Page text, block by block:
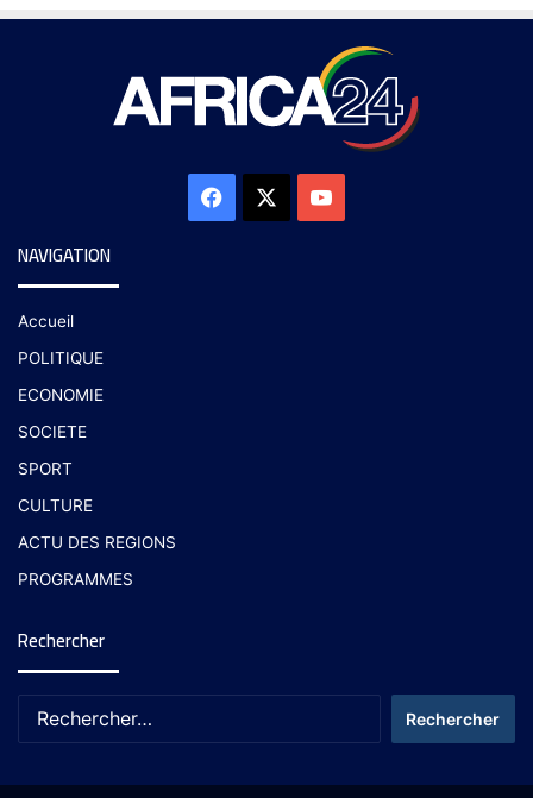
NAVIGATION
Accueil
POLITIQUE
ECONOMIE
SOCIETE
SPORT
CULTURE
ACTU DES REGIONS
PROGRAMMES
Rechercher